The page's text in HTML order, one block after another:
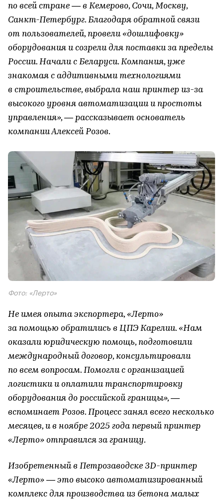
по всей стране — в Кемерово, Сочи, Москву,
Санкт-Петербург. Благодаря обратной связи
от пользователей, провели «дошлифовку»
оборудования и созрели для поставки за пределы
России. Начали с Беларуси. Компания, уже
знакомая с аддитивными технологиями
в строительстве, выбрала наш принтер из-за
высокого уровня автоматизации и простоты
управления», — рассказывает основатель
компании Алексей Розов.
Фото: «Лерто»
Не имея опыта экспортера, «Лерто»
за помощью обратились в ЦПЭ Карелии. «Нам
оказали юридическую помощь, подготовили
международный договор, консультировали
по всем вопросам. Помогли с организацией
логистики и оплатили транспортировку
оборудования до российской границы», —
вспоминает Розов. Процесс занял всего несколько
месяцев, и в ноябре 2025 года первый принтер
«Лерто» отправился за границу.
Изобретенный в Петрозаводске 3D-принтер
«Лерто» — это высоко автоматизированный
комплекс для производства из бетона малых